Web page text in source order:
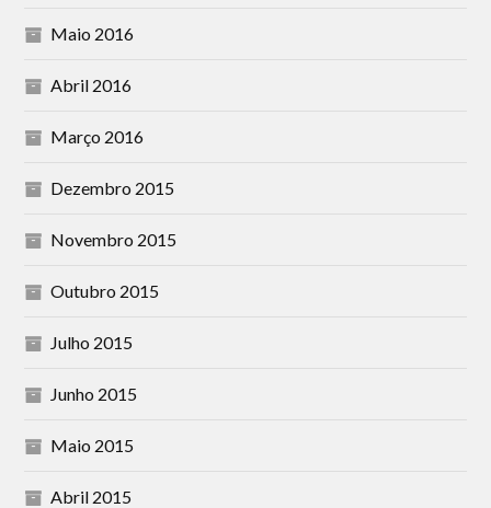
Maio 2016
Abril 2016
Março 2016
Dezembro 2015
Novembro 2015
Outubro 2015
Julho 2015
Junho 2015
Maio 2015
Abril 2015